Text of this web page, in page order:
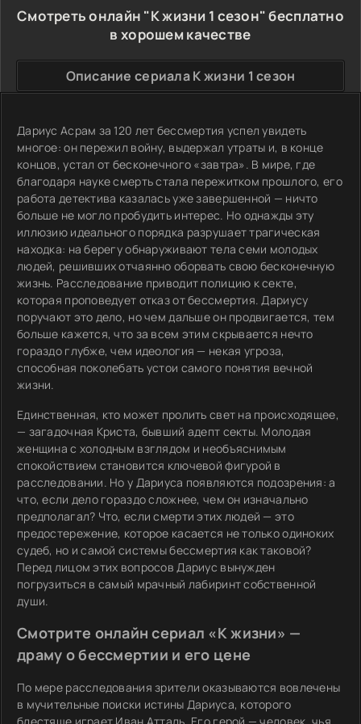
Смотреть онлайн "К жизни 1 сезон" бесплатно
в хорошем качестве
Описание сериала К жизни 1 сезон
Дариус Асрам за 120 лет бессмертия успел увидеть
многое: он пережил войну, выдержал утраты и, в конце
концов, устал от бесконечного «завтра». В мире, где
благодаря науке смерть стала пережитком прошлого, его
работа детектива казалась уже завершенной — ничто
больше не могло пробудить интерес. Но однажды эту
иллюзию идеального порядка разрушает трагическая
находка: на берегу обнаруживают тела семи молодых
людей, решивших отчаянно оборвать свою бесконечную
жизнь. Расследование приводит полицию к секте,
которая проповедует отказ от бессмертия. Дариусу
поручают это дело, но чем дальше он продвигается, тем
больше кажется, что за всем этим скрывается нечто
гораздо глубже, чем идеология — некая угроза,
способная поколебать устои самого понятия вечной
жизни.
Единственная, кто может пролить свет на происходящее,
— загадочная Криста, бывший адепт секты. Молодая
женщина с холодным взглядом и необъяснимым
спокойствием становится ключевой фигурой в
расследовании. Но у Дариуса появляются подозрения: а
что, если дело гораздо сложнее, чем он изначально
предполагал? Что, если смерти этих людей — это
предостережение, которое касается не только одиноких
судеб, но и самой системы бессмертия как таковой?
Перед лицом этих вопросов Дариус вынужден
погрузиться в самый мрачный лабиринт собственной
души.
Смотрите онлайн сериал «К жизни» —
драму о бессмертии и его цене
По мере расследования зрители оказываются вовлечены
в мучительные поиски истины Дариуса, которого